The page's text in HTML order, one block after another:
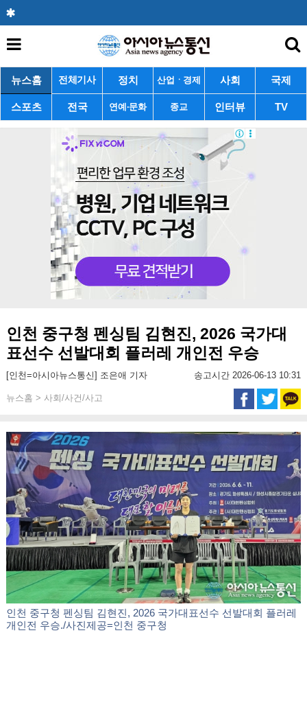
뉴스홈 전체기사 정치 산업ㆍ경제 사회 국제
스포츠 전국 연예·문화 종교 인터뷰 TV
인천 중구청 펜싱팀 김현진, 2026 국가대
표선수 선발대회 플러레 개인전 우승
[인천=아시아뉴스통신] 조은애 기자 송고시간 2026-06-13 10:31
뉴스홈 > 사회/사건/사고
인천 중구청 펜싱팀 김현진, 2026 국가대표선수 선발대회 플러레
개인전 우승./사진제공=인천 중구청